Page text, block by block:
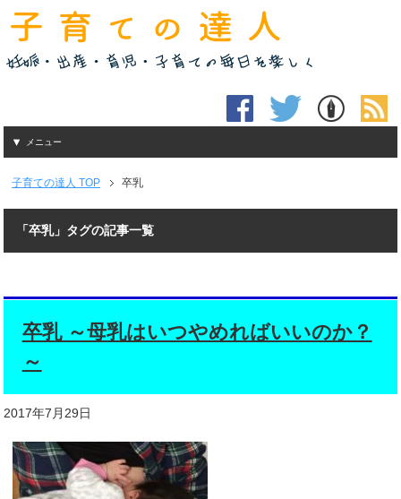
メニュー
子育ての達人 TOP 卒乳
「卒乳」タグの記事一覧
卒乳 ～母乳はいつやめればいいのか？
～
2017年7月29日